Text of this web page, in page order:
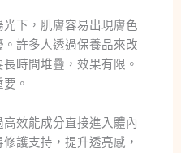
下，肌膚容易出現膚色
許多人透過保養品來改
時間堆疊，效果有限。
。
高效能成分直接進入體內
護支持，提升透亮感，